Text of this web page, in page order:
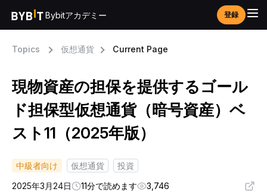
Bybitアカデミー 登録
Topics 仮想通貨 Current Page
現物資産の担保を提供するゴール
ド担保型仮想通貨（暗号資産）ベ
スト11（2025年版）
中級者向け 仮想通貨
投資
2025年3月24日
11分で読めます 3,746